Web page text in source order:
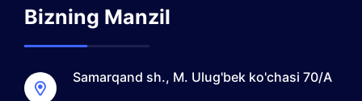
Bizning Manzil
Samarqand sh., M. Ulug'bek ko'chasi 70/A